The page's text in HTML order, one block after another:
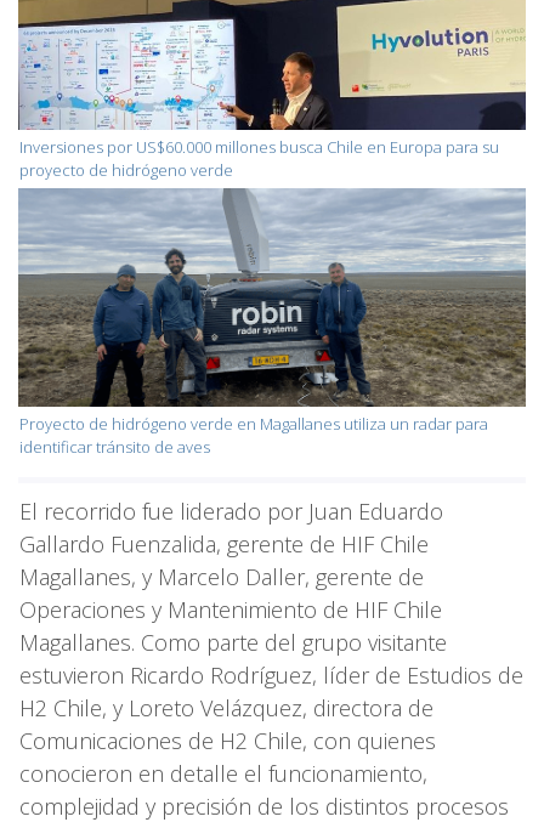
Inversiones por US$60.000 millones busca Chile en Europa para su
proyecto de hidrógeno verde
Proyecto de hidrógeno verde en Magallanes utiliza un radar para
identificar tránsito de aves
El recorrido fue liderado por Juan Eduardo
Gallardo Fuenzalida, gerente de HIF Chile
Magallanes, y Marcelo Daller, gerente de
Operaciones y Mantenimiento de HIF Chile
Magallanes. Como parte del grupo visitante
estuvieron Ricardo Rodríguez, líder de Estudios de
H2 Chile, y Loreto Velázquez, directora de
Comunicaciones de H2 Chile, con quienes
conocieron en detalle el funcionamiento,
complejidad y precisión de los distintos procesos